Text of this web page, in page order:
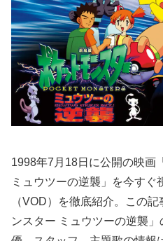
1998年7月18日に公開の映画
ミュウツーの逆襲」を今すぐ
（VOD）を徹底紹介。この
ンスター ミュウツーの逆襲